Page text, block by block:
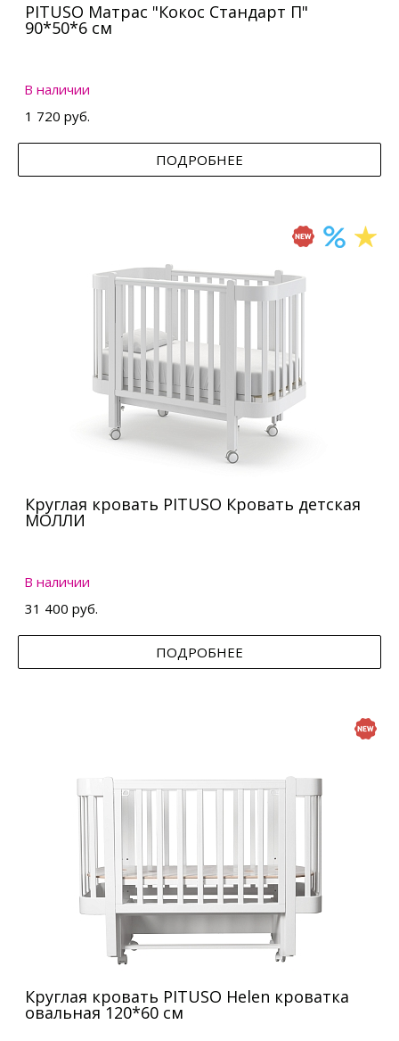
PITUSO Матрас "Кокос Стандарт П"
90*50*6 см
В наличии
1 720 руб.
ПОДРОБНЕЕ
Круглая кровать PITUSO Кровать детская
МОЛЛИ
В наличии
31 400 руб.
ПОДРОБНЕЕ
Круглая кровать PITUSO Helen кроватка
овальная 120*60 см